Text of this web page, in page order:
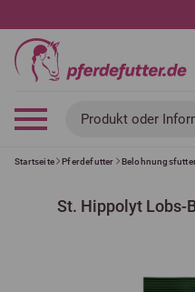
10 % bei
Produkt oder
Startseite Pferdefutter
St. Hippolyt Lobs-